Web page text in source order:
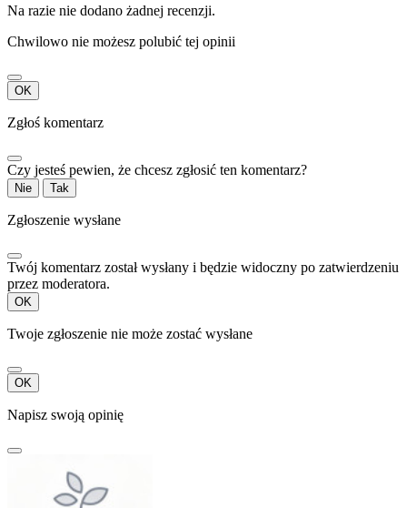
Na razie nie dodano żadnej recenzji.
Chwilowo nie możesz polubić tej opinii
OK
Zgłoś komentarz
Czy jesteś pewien, że chcesz zgłosić ten komentarz?
Nie Tak
Zgłoszenie wysłane
Twój komentarz został wysłany i będzie widoczny po zatwierdzeniu
przez moderatora.
OK
Twoje zgłoszenie nie może zostać wysłane
OK
Napisz swoją opinię